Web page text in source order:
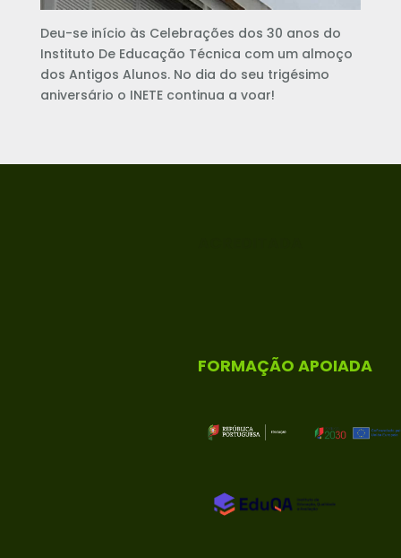
Deu-se início às Celebrações dos 30 anos do
Instituto De Educação Técnica com um almoço
dos Antigos Alunos. No dia do seu trigésimo
aniversário o INETE continua a voar!
FORMAÇÃO APOIADA